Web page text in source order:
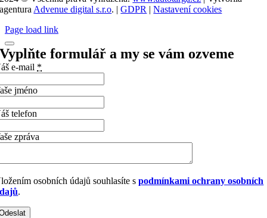
agentura Advenue digital s.r.o. |GDPR |Nastavení cookies
Page load link
Vyplňte formulář a my se vám ozveme
e-mail *
jméno
telefon
zpráva
osobních údajů souhlasíte spodmínkami ochrany osobních
.